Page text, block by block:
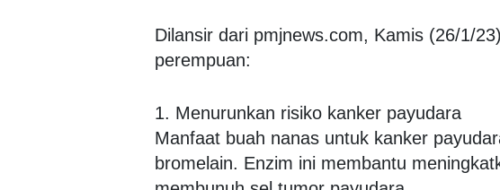
Dilansir dari pmjnews.com, Kamis (26/1/
perempuan:
1. Menurunkan risiko kanker payudara
Manfaat buah nanas untuk kanker
bromelain. Enzim ini membantu